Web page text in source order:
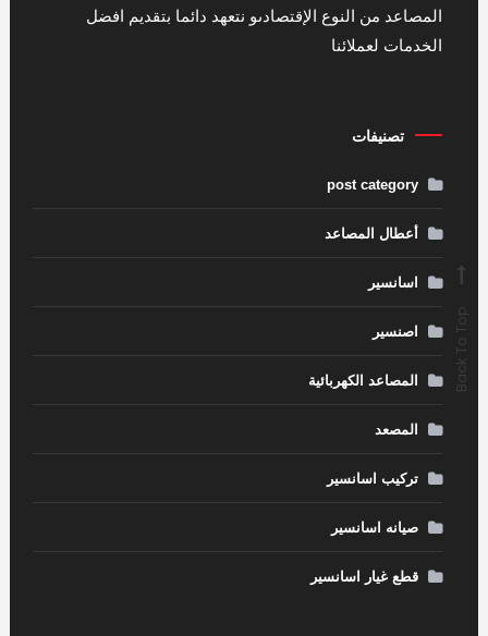
المصاعد من النوع الإقتصادىو نتعهد دائما بتقديم افضل
الخدمات لعملائنا
تصنيفات
post category
أعطال المصاعد
اسانسير
اصنسير
المصاعد الكهربائية
المصعد
تركيب اسانسير
صيانه اسانسير
قطع غيار اسانسير
Back To Top